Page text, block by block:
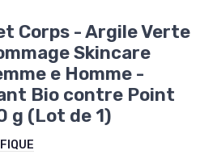
Corps - Argile Verte
Skincare
e Homme -
Bio contre Point
g (Lot de 1)